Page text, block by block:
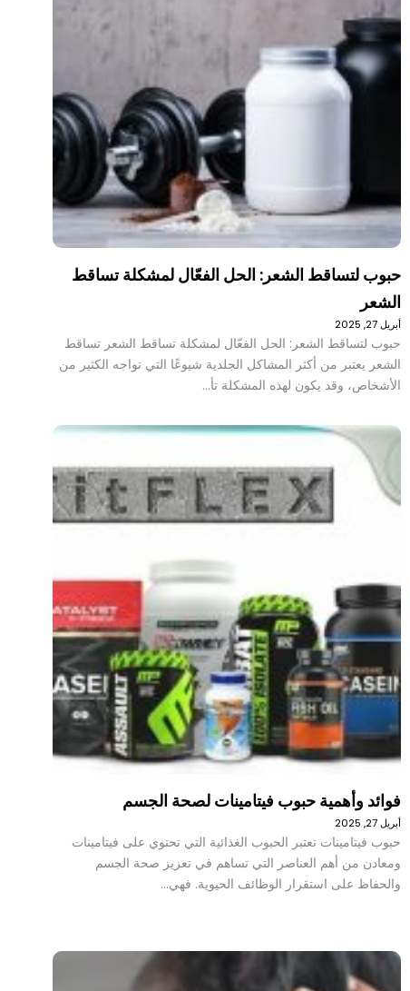
حبوب لتساقط الشعر: الحل الفعّال لمشكلة تساقط
الشعر
أبريل 27, 2025
حبوب لتساقط الشعر: الحل الفعّال لمشكلة تساقط الشعر تساقط
الشعر يعتبر من أكثر المشاكل الجلدية شيوعًا التي تواجه الكثير من
الأشخاص، وقد يكون لهذه المشكلة تأ…
فوائد وأهمية حبوب فيتامينات لصحة الجسم
أبريل 27, 2025
حبوب فيتامينات تعتبر الحبوب الغذائية التي تحتوي على فيتامينات
ومعادن من أهم العناصر التي تساهم في تعزيز صحة الجسم
والحفاظ على استقرار الوظائف الحيوية. فهي…